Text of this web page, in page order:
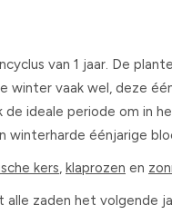
van 1 jaar. De
vaak wel, deze
de ideale periode om in
winterharde éénjarige
kers, klaprozen en
zaden het volgende